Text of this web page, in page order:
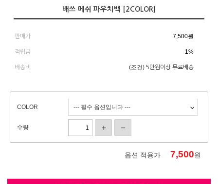
배쓰 메쉬 파우치백 [2COLOR]
판매가 7,500원
적립금 1%
배송비 (조건) 5만원이상 무료배송
COLOR
수량
옵션 적용가 7,500원